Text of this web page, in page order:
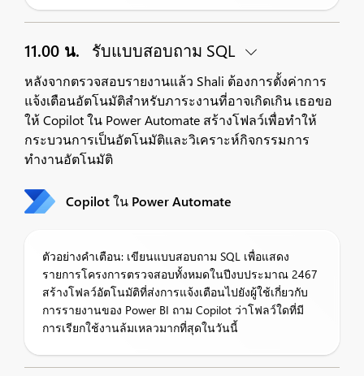
11.00 น. รับแบบสอบถาม SQL
หลังจากตรวจสอบรายงานแล้ว Shali ต้องการตั้งค่าการ
แจ้งเตือนอัตโนมัติสำหรับภาระงานที่อาจเกิดเกิน เธอขอ
ให้ Copilot ใน Power Automate สร้างโฟลว์เพื่อทำให้
กระบวนการเป็นอัตโนมัติและวิเคราะห์กิจกรรมการ
ทำงานอัตโนมัติ
Copilot ใน Power Automate
ตัวอย่างคำเตือน: เขียนแบบสอบถาม SQL เพื่อแสดง
รายการโครงการตรวจสอบทั้งหมดในปีงบประมาณ 2467
สร้างโฟลว์อัตโนมัติที่ส่งการแจ้งเตือนไปยังผู้ใช้เกี่ยวกับ
การรายงานของ Power BI ถาม Copilot ว่าโฟลว์ใดที่มี
การเรียกใช้งานล้มเหลวมากที่สุดในวันนี้